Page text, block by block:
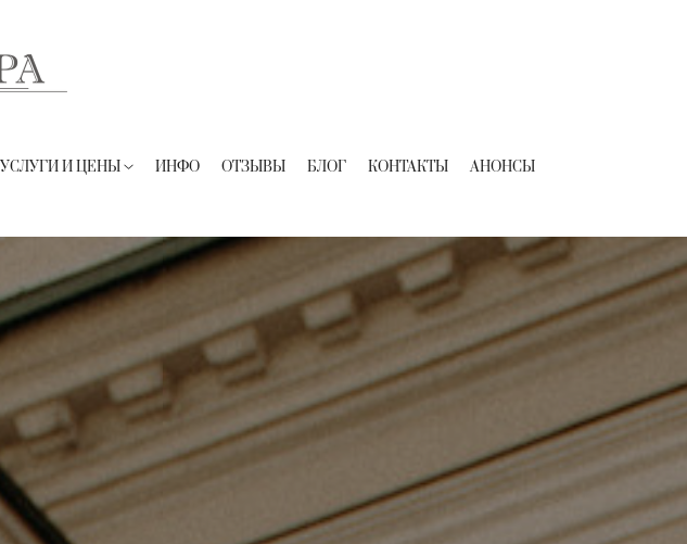
УСЛУГИ И ЦЕНЫ ИНФО ОТЗЫВЫ БЛОГ КОНТАКТЫ АНОНСЫ